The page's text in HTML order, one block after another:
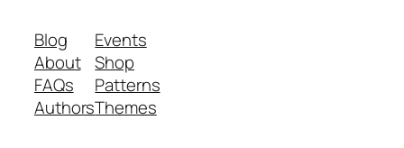
Blog
About
FAQs
Authors
Events
Shop
Patterns
Themes